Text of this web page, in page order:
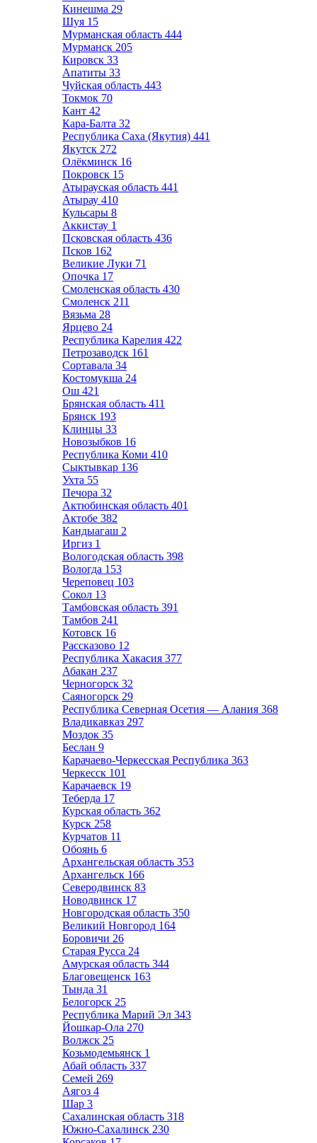
Кинешма 29
Шуя 15
Мурманская область 444
Мурманск 205
Кировск 33
Апатиты 33
Чуйская область 443
Токмок 70
Кант 42
Кара-Балта 32
Республика Саха (Якутия) 441
Якутск 272
Олёкминск 16
Покровск 15
Атырауская область 441
Атырау 410
Кульсары 8
Аккистау 1
Псковская область 436
Псков 162
Великие Луки 71
Опочка 17
Смоленская область 430
Смоленск 211
Вязьма 28
Ярцево 24
Республика Карелия 422
Петрозаводск 161
Сортавала 34
Костомукша 24
Ош 421
Брянская область 411
Брянск 193
Клинцы 33
Новозыбков 16
Республика Коми 410
Сыктывкар 136
Ухта 55
Печора 32
Актюбинская область 401
Актобе 382
Кандыагаш 2
Иргиз 1
Вологодская область 398
Вологда 153
Череповец 103
Сокол 13
Тамбовская область 391
Тамбов 241
Котовск 16
Рассказово 12
Республика Хакасия 377
Абакан 237
Черногорск 32
Саяногорск 29
Республика Северная Осетия — Алания 368
Владикавказ 297
Моздок 35
Беслан 9
Карачаево-Черкесская Республика 363
Черкесск 101
Карачаевск 19
Теберда 17
Курская область 362
Курск 258
Курчатов 11
Обоянь 6
Архангельская область 353
Архангельск 166
Северодвинск 83
Новодвинск 17
Новгородская область 350
Великий Новгород 164
Боровичи 26
Старая Русса 24
Амурская область 344
Благовещенск 163
Тында 31
Белогорск 25
Республика Марий Эл 343
Йошкар-Ола 270
Волжск 25
Козьмодемьянск 1
Абай область 337
Семей 269
Аягоз 4
Шар 3
Сахалинская область 318
Южно-Сахалинск 230